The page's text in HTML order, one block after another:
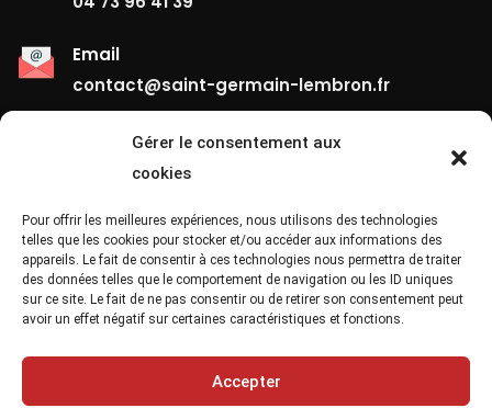
Gérer le consentement aux
cookies
Pour offrir les meilleures expériences, nous utilisons des technologies
telles que les cookies pour stocker et/ou accéder aux informations des
appareils. Le fait de consentir à ces technologies nous permettra de traiter
des données telles que le comportement de navigation ou les ID uniques
sur ce site. Le fait de ne pas consentir ou de retirer son consentement peut
avoir un effet négatif sur certaines caractéristiques et fonctions.
Accepter
Email
contact@saint-germain-lembron.fr
Liens Utiles
Contact
Mentions Légales
Confidentialité
Site Map